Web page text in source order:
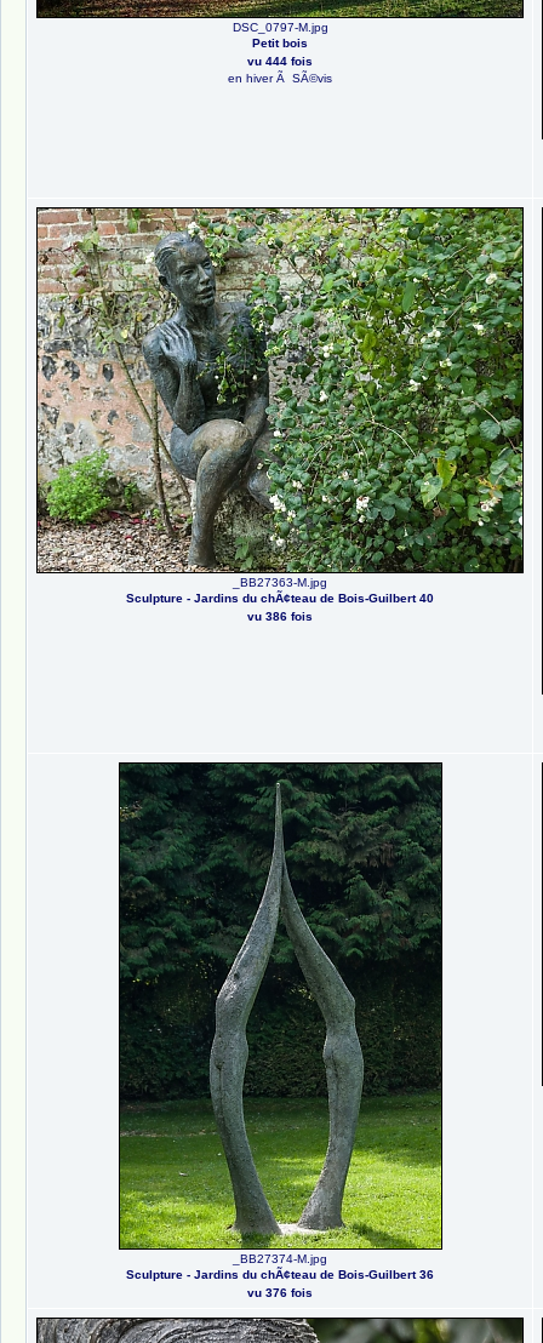
DSC_0797-M.jpg
Petit bois
vu 444 fois
en hiver Ã SÃ©vis
_BB27363-M.jpg
Sculpture - Jardins du chÃ¢teau de Bois-Guilbert 40
vu 386 fois
_BB27374-M.jpg
Sculpture - Jardins du chÃ¢teau de Bois-Guilbert 36
vu 376 fois